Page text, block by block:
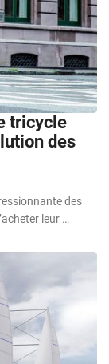
tricycle
des
des
leur …